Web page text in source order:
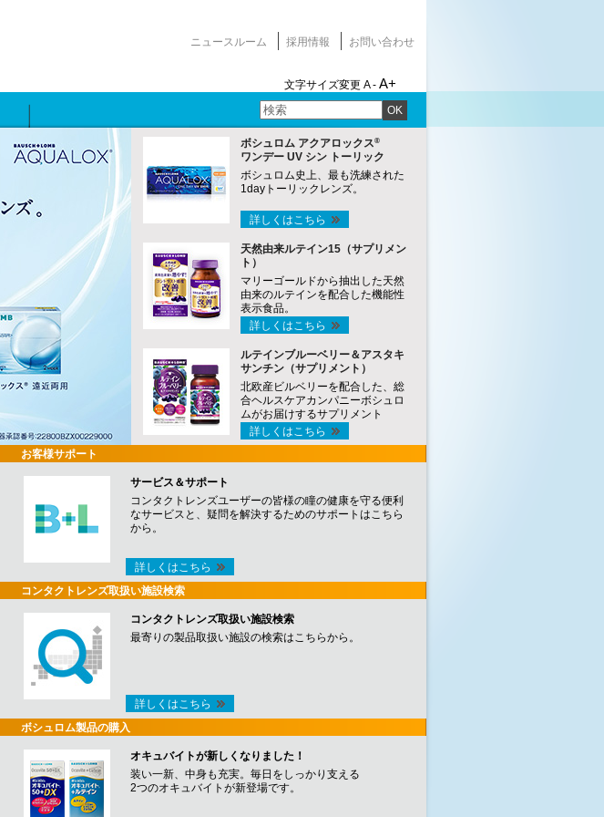
ニュースルーム 採用情報 お問い合わせ
文字サイズ変更 A - A+
OK
ボシュロム アクアロックス®
ワンデー UV シン トーリック
ボシュロム史上、最も洗練された
1dayトーリックレンズ。
詳しくはこちら
天然由来ルテイン15（サプリメン
ト）
マリーゴールドから抽出した天然
由来のルテインを配合した機能性
表示食品。
詳しくはこちら
ルテインブルーベリー＆アスタキ
サンチン（サプリメント）
北欧産ビルベリーを配合した、総
合ヘルスケアカンパニーボシュロ
ムがお届けするサプリメント
詳しくはこちら
お客様サポート
サービス＆サポート
コンタクトレンズユーザーの皆様の瞳の健康を守る便利
なサービスと、疑問を解決するためのサポートはこちら
から。
詳しくはこちら
コンタクトレンズ取扱い施設検索
コンタクトレンズ取扱い施設検索
最寄りの製品取扱い施設の検索はこちらから。
詳しくはこちら
ボシュロム製品の購入
オキュバイトが新しくなりました！
装い一新、中身も充実。毎日をしっかり支える
2つのオキュバイトが新登場です。